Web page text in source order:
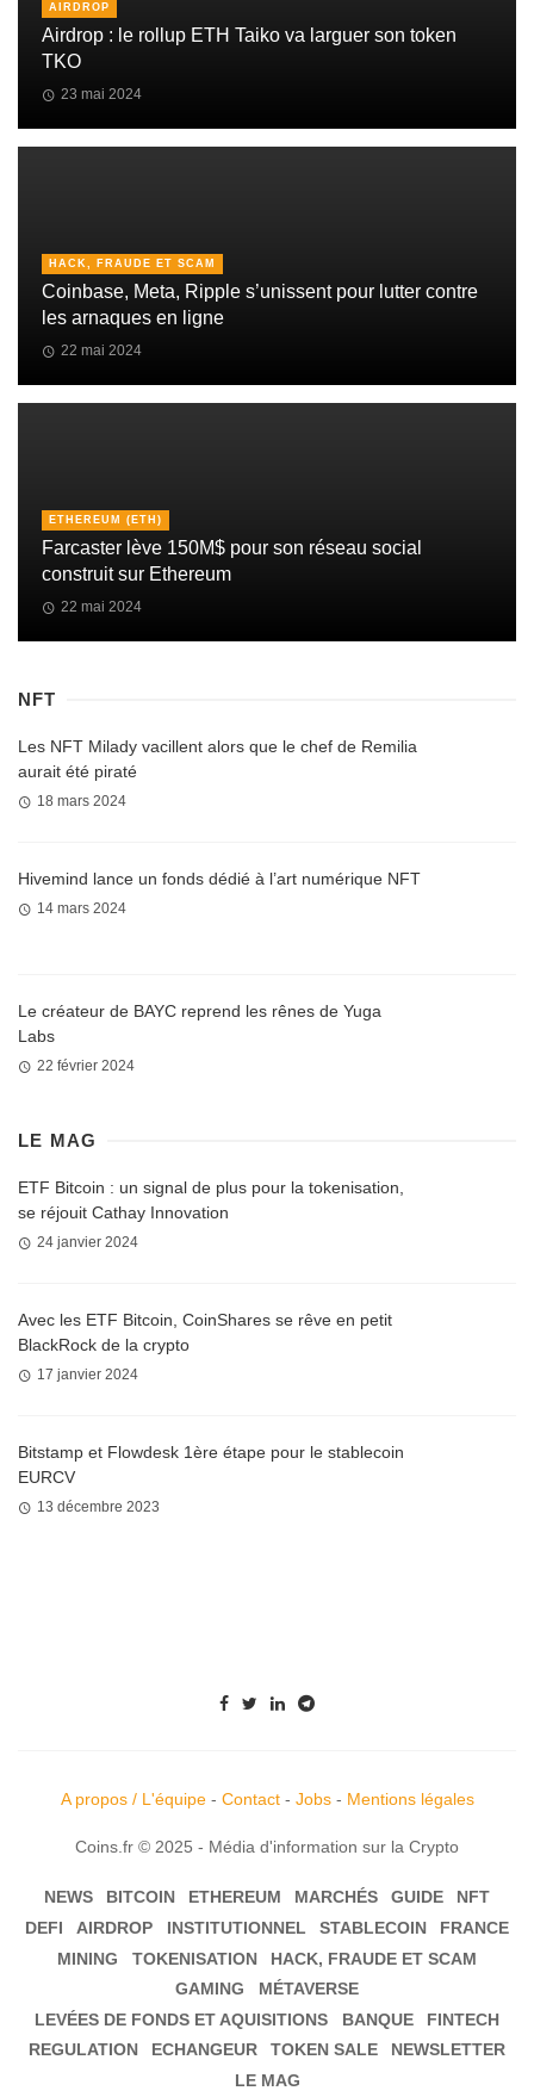
AIRDROP
Airdrop : le rollup ETH Taiko va larguer son token
TKO
23 mai 2024
HACK, FRAUDE ET SCAM
Coinbase, Meta, Ripple s’unissent pour lutter contre
les arnaques en ligne
22 mai 2024
ETHEREUM (ETH)
Farcaster lève 150M$ pour son réseau social
construit sur Ethereum
22 mai 2024
NFT
Les NFT Milady vacillent alors que le chef de Remilia
aurait été piraté
18 mars 2024
Hivemind lance un fonds dédié à l’art numérique NFT
14 mars 2024
Le créateur de BAYC reprend les rênes de Yuga
Labs
22 février 2024
LE MAG
ETF Bitcoin : un signal de plus pour la tokenisation,
se réjouit Cathay Innovation
24 janvier 2024
Avec les ETF Bitcoin, CoinShares se rêve en petit
BlackRock de la crypto
17 janvier 2024
Bitstamp et Flowdesk 1ère étape pour le stablecoin
EURCV
13 décembre 2023
A propos / L'équipe- Contact- Jobs- Mentions légales
Coins.fr © 2025 - Média d'information sur la Crypto
NEWS BITCOIN ETHEREUM MARCHÉS GUIDE
NFT
DEFI
AIRDROP INSTITUTIONNEL STABLECOIN
FRANCE
MINING
TOKENISATION
HACK, FRAUDE ET SCAM
GAMING
MÉTAVERSE
LEVÉES DE FONDS ET AQUISITIONS
BANQUE
FINTECH
REGULATION
ECHANGEUR TOKEN SALE
NEWSLETTER
LE MAG